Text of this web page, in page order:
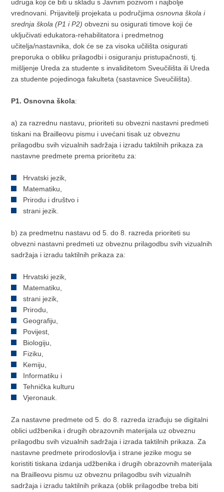
udruga koji će biti u skladu s Javnim pozivom i najbolje
vrednovani. Prijavitelji projekata u područjimaosnovna škola i
srednja škola (P1 i P2) obvezni su osigurati timove koji će
uključivati edukatora-rehabilitatora i predmetnog
učitelja/nastavnika, dok će se za visoka učilišta osigurati
preporuka o obliku prilagodbi i osiguranju pristupačnosti, tj.
mišljenje Ureda za studente s invaliditetom Sveučilišta ili Ureda
za studente pojedinoga fakulteta (sastavnice Sveučilišta).
P1. Osnovna škola:
a) za razrednu nastavu, prioriteti su obvezni nastavni predmeti
tiskani na Brailleovu pismu i uvećani tisak uz obveznu
prilagodbu svih vizualnih sadržaja i izradu taktilnih prikaza za
nastavne predmete prema prioritetu za:
Hrvatski jezik,
Matematiku,
Prirodu i društvo i
strani jezik.
b) za predmetnu nastavu od 5. do 8. razreda prioriteti su
obvezni nastavni predmeti uz obveznu prilagodbu svih vizualnih
sadržaja i izradu taktilnih prikaza za:
Hrvatski jezik,
Matematiku,
strani jezik,
Prirodu,
Geografiju,
Povijest,
Biologiju,
Fiziku,
Kemiju,
Informatiku i
Tehnička kulturu
Vjeronauk.
Za nastavne predmete od 5. do 8. razreda izrađuju se digitalni
oblici udžbenika i drugih obrazovnih materijala uz obveznu
prilagodbu svih vizualnih sadržaja i izrada taktilnih prikaza. Za
nastavne predmete prirodoslovlja i strane jezike mogu se
koristiti tiskana izdanja udžbenika i drugih obrazovnih materijala
na Brailleovu pismu uz obveznu prilagodbu svih vizualnih
sadržaja i izradu taktilnih prikaza (oblik prilagodbe treba biti